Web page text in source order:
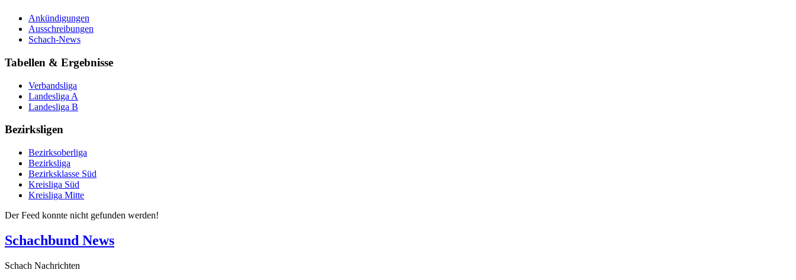
Ankündigungen
Ausschreibungen
Schach-News
Tabellen & Ergebnisse
Verbandsliga
Landesliga A
Landesliga B
Bezirksligen
Bezirksoberliga
Bezirksliga
Bezirksklasse Süd
Kreisliga Süd
Kreisliga Mitte
Der Feed konnte nicht gefunden werden!
Schachbund News
Schach Nachrichten